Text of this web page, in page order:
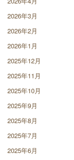
2026年3月
2026年2月
2026年1月
2025年12月
2025年11月
2025年10月
2025年9月
2025年8月
2025年7月
2025年6月